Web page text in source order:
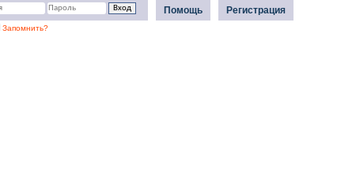
Регистрация
Помощь
Запомнить?